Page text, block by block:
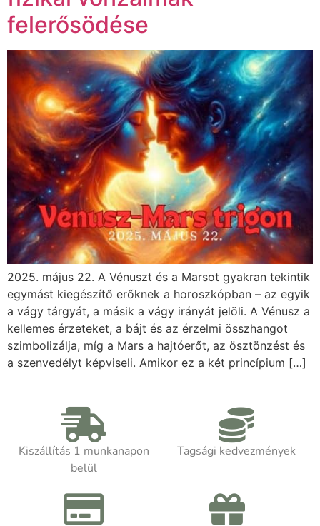
felerősödése
2025. május 22. A Vénuszt és a Marsot gyakran tekintik
egymást kiegészítő erőknek a horoszkópban – az egyik
a vágy tárgyát, a másik a vágy irányát jelöli. A Vénusz a
kellemes érzeteket, a bájt és az érzelmi összhangot
szimbolizálja, míg a Mars a hajtóerőt, az ösztönzést és
a szenvedélyt képviseli. Amikor ez a két princípium […]
Kiszállítás 1 munkanapon
belül
Tagsági kedvezmények